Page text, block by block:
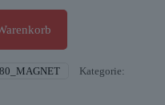
Kategorie: